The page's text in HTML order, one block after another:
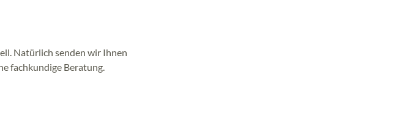
Natürlich senden wir Ihnen
fachkundige Beratung.